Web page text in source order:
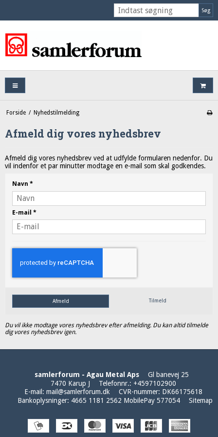
Søg
Forside / Nyhedstilmelding
Afmeld dig vores nyhedsbrev
Afmeld dig vores nyhedsbrev ved at udfylde formularen nedenfor. Du
vil indenfor et par minutter modtage en e-mail som skal godkendes.
Navn *
E-mail *
Afmeld Tilmeld
Du vil ikke modtage vores nyhedsbrev efter afmelding. Du kan altid tilmelde
dig vores nyhedsbrev igen.
samlerforum - Agau Metal Aps
Gl banevej 25
7470 Karup J
Telefonnr.: +4597102900
E-mail : mail@samlerforum.dk CVR-nummer: DK66175618
Bankoplysninger: 4665 1181 2562 MobilePay 577054 Sitemap